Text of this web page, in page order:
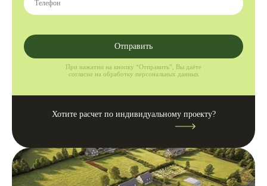
Отправить
При нажатии на кнопку “Отправить”, Вы даёте
согласие на обработку персональных данных
Хотите расчет по индивидуальному проекту?